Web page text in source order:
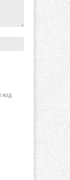
код